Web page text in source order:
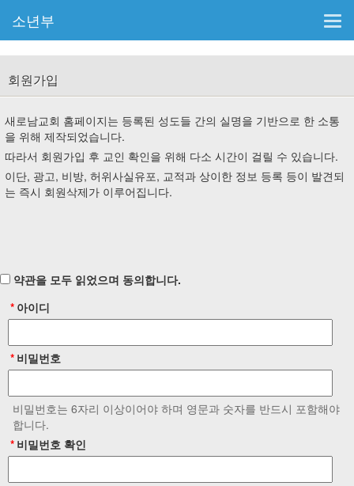
T
o
g
e
n
v
i
g
소년부
회원가입
새로남교회 홈페이지는 등록된 성도들 간의 실명을 기반으로 한 소통
을 위해 제작되었습니다.
따라서 회원가입 후 교인 확인을 위해 다소 시간이 걸릴 수 있습니다.
이단, 광고, 비방, 허위사실유포, 교적과 상이한 정보 등록 등이 발견되
는 즉시 회원삭제가 이루어집니다.
약관을 모두 읽었으며 동의합니다.
아이디
*
비밀번호
*
비밀번호는 6자리 이상이어야 하며 영문과 숫자를 반드시 포함해야
합니다.
비밀번호 확인
*